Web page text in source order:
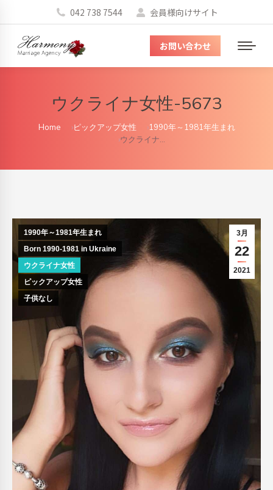
042 738 7544 会員様向けサイト
メ
ニ
お問い合わせ
ウクライナ女性-5673
You are here:
Home ピックアップ女性
1990年～1981年生まれ
ウクライナ…
3月
22
2021
1990年～1981年生まれ
Born 1990-1981 in Ukraine
ウクライナ女性
ピックアップ女性
子供なし